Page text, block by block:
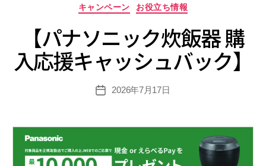
ン
ラ
ザ
カ
ゴ
リ
ー
キャンペーン お役立ち情報
【パナソニック炊飯器 購
入応援キャッシュバック】
投
2026年7月17日